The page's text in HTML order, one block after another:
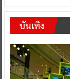
บันเทิง